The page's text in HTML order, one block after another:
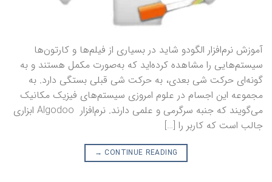
آموزش نرم‌افزار الگودو شاید در بسیاری از فیلم‌ها و کارتون‌ها
سیستم‌هایی را مشاهده کرده‌اید که به‌صورت مکمل هستند و به
گونه‌ای حرکت شی بعدی، به حرکت شی قبلی بستگی دارد. به
مجموعه این اجسام در علوم امروزی سیستم‌های فیزیک مکانیک
می‌گویند که جنبه سرگرمی و علمی دارند. نرم‌افزار Algodoo ابزاری
جالب است که کاربر را […]
CONTINUE READING
→